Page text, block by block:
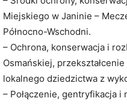
Miejskiego w Janinie –
Północno-Wschodni.
– Ochrona, konserwacja i
Osmańskiej,
lokalnego dziedzictwa z
– Połączenie, gentryfikacja